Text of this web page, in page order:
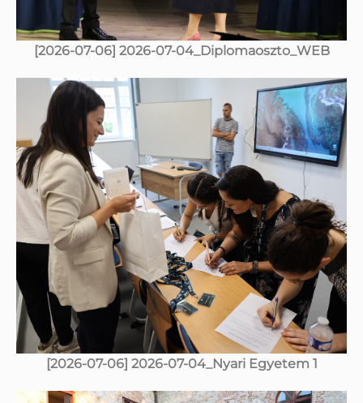
[2026-07-06] 2026-07-04_Diplomaoszto_WEB
[2026-07-06] 2026-07-04_Nyari Egyetem 1